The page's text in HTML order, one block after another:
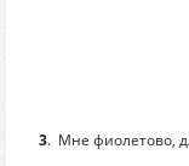
3. Мне фиолетово,